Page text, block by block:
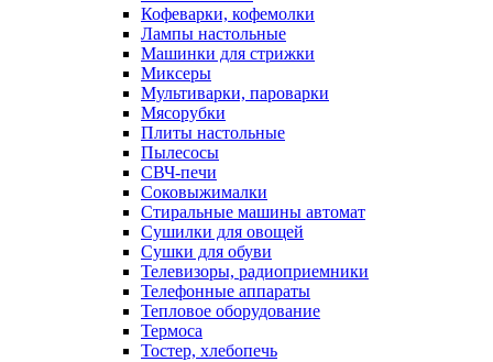
Кофеварки, кофемолки
Лампы настольные
Машинки для стрижки
Миксеры
Мультиварки, пароварки
Мясорубки
Плиты настольные
Пылесосы
СВЧ-печи
Соковыжималки
Стиральные машины автомат
Сушилки для овощей
Сушки для обуви
Телевизоры, радиоприемники
Телефонные аппараты
Тепловое оборудование
Термоса
Тостер, хлебопечь